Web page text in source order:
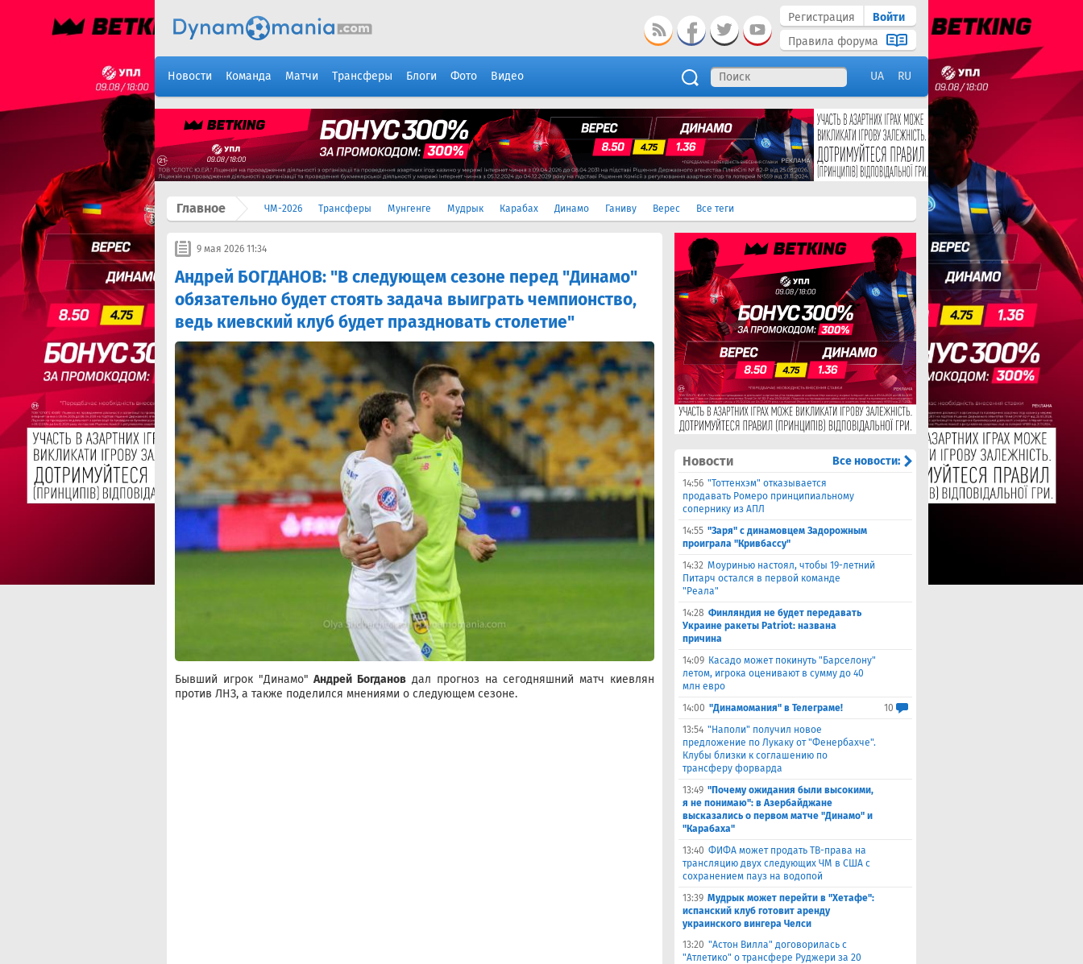
Регистрация
Войти
Правила форума
Новости Команда Матчи Трансферы Блоги Фото Видео UA RU
Главное ЧМ-2026 Трансферы Мунгенге Мудрык Карабах Динамо Ганиву Верес Все теги
9 мая 2026 11:34
Андрей БОГДАНОВ: "В следующем сезоне перед "Динамо"
обязательно будет стоять задача выиграть чемпионство,
ведь киевский клуб будет праздновать столетие"
Бывший игрок "Динамо"Андрей Богданов дал прогноз на сегодняшний матч киевлян
против ЛНЗ, а также поделился мнениями о следующем сезоне.
Новости Все новости:
14:56 "Тоттенхэм" отказывается
продавать Ромеро принципиальному
сопернику из АПЛ
14:55 "Заря" с динамовцем Задорожным
проиграла "Кривбассу"
14:32 Моуринью настоял, чтобы 19-летний
Питарч остался в первой команде
"Реала"
14:28 Финляндия не будет передавать
Украине ракеты Patriot: названа
причина
14:09 Касадо может покинуть "Барселону"
летом, игрока оценивают в сумму до 40
млн евро
14:00 "Динамомания" в Телеграме!
10
13:54 "Наполи" получил новое
предложение по Лукаку от "Фенербахче".
Клубы близки к соглашению по
трансферу форварда
13:49 "Почему ожидания были высокими,
я не понимаю": в Азербайджане
высказались о первом матче "Динамо" и
"Карабаха"
13:40 ФИФА может продать ТВ-права на
трансляцию двух следующих ЧМ в США с
сохранением пауз на водопой
13:39 Мудрык может перейти в "Хетафе":
испанский клуб готовит аренду
украинского вингера Челси
13:20 "Астон Вилла" договорилась с
"Атлетико" о трансфере Руджери за 20